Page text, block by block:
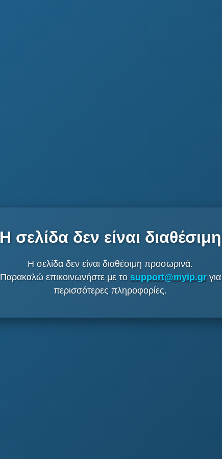
Η σελίδα δεν είναι διαθέσιμη
Η σελίδα δεν είναι διαθέσιμη προσωρινά.
Παρακαλώ επικοινωνήστε με το support@myip.grγια
περισσότερες πληροφορίες.